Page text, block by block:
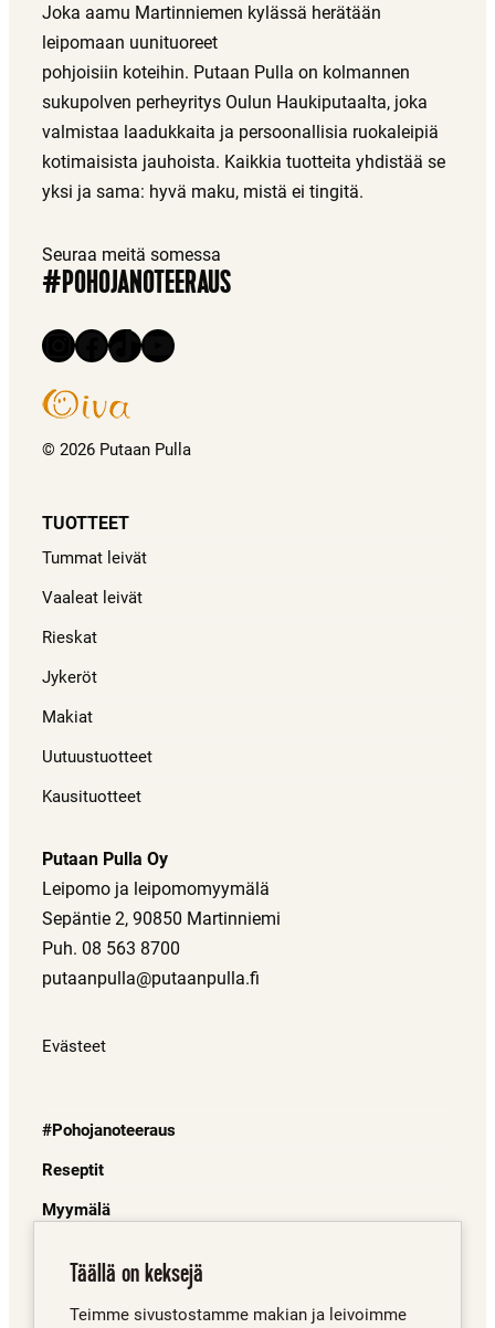
Joka aamu Martinniemen kylässä herätään
leipomaan uunituoreet
pohjoisiin koteihin. Putaan Pulla on kolmannen
sukupolven perheyritys Oulun Haukiputaalta, joka
valmistaa laadukkaita ja persoonallisia ruokaleipiä
kotimaisista jauhoista. Kaikkia tuotteita yhdistää se
yksi ja sama: hyvä maku, mistä ei tingitä.
Seuraa meitä somessa
#POHOJANOTEERAUS
Instagram
Facebook
TikTokYouTube
© 2026 Putaan Pulla
TUOTTEET
Tummat leivät
Vaaleat leivät
Rieskat
Jykeröt
Makiat
Uutuustuotteet
Kausituotteet
Putaan Pulla Oy
Leipomo ja leipomomyymälä
Sepäntie 2, 90850 Martinniemi
Puh. 08 563 8700
putaanpulla@putaanpulla.fi
Evästeet
#Pohojanoteeraus
Reseptit
Myymälä
Täällä on keksejä
Teimme sivustostamme makian ja leivoimme